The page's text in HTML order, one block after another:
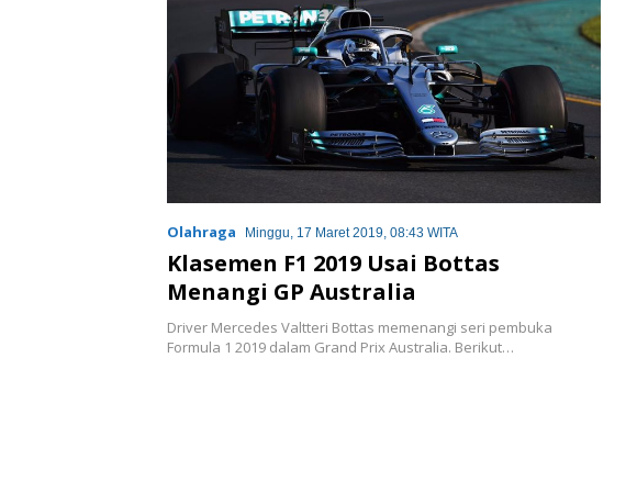
Olahraga Minggu, 17 Maret 2019, 08:43 WITA
Klasemen F1 2019 Usai Bottas
Menangi GP Australia
Driver Mercedes Valtteri Bottas memenangi seri pembuka
Formula 1 2019 dalam Grand Prix Australia. Berikut…